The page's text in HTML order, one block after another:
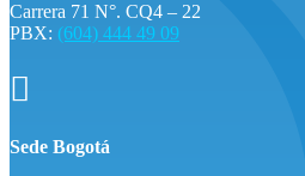
Carrera 71 N°. CQ4 – 22
PBX: (604) 444 49 09

Sede Bogotá